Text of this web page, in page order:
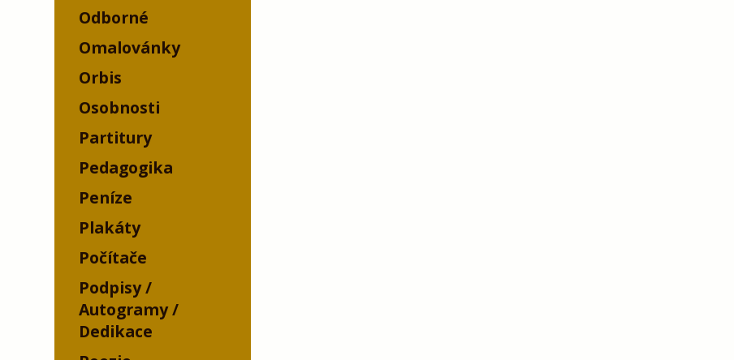
Odborné
Omalovánky
Orbis
Osobnosti
Partitury
Pedagogika
Peníze
Plakáty
Počítače
Podpisy /
Autogramy /
Dedikace